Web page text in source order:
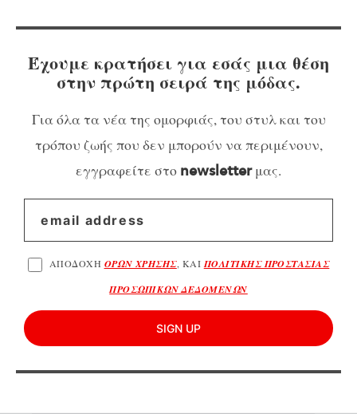
Έχουμε κρατήσει για εσάς μια θέση
στην πρώτη σειρά της μόδας.
Για όλα τα νέα της ομορφιάς, του στυλ και του
τρόπου ζωής που δεν μπορούν να περιμένουν,
εγγραφείτε στο newsletterμας.
ΑΠΟΔΟΧΗ ΟΡΩΝ ΧΡΗΣΗΣ, ΚΑΙΠΟΛΙΤΙΚΗΣ ΠΡΟΣΤΑΣΙΑΣ
ΠΡΟΣΩΠΙΚΩΝ ΔΕΔΟΜΕΝΩΝ
SIGN UP